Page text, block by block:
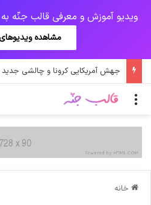
ویدیو آموزش و معرفی قالب جنّه به
مشاهده
منو
خانه